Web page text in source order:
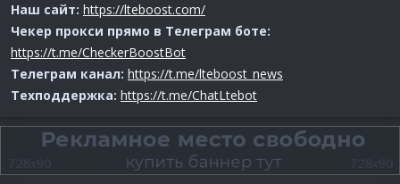
Наш сайт: https://lteboost.com/
Чекер прокси прямо в Телеграм боте:
https://t.me/CheckerBoostBot
Телеграм канал: https://t.me/lteboost_news
Техподдержка: https://t.me/ChatLtebot